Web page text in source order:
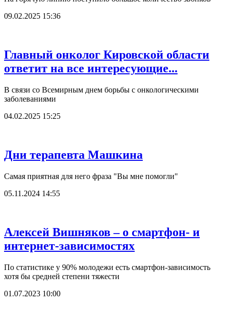
09.02.2025 15:36
Главный онколог Кировской области
ответит на все интересующие...
В связи со Всемирным днем борьбы с онкологическими
заболеваниями
04.02.2025 15:25
Дни терапевта Машкина
Самая приятная для него фраза "Вы мне помогли"
05.11.2024 14:55
Алексей Вишняков – о смартфон- и
интернет-зависимостях
По статистике у 90% молодежи есть смартфон-зависимость
хотя бы средней степени тяжести
01.07.2023 10:00